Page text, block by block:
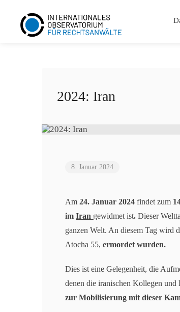
2024: Iran
8. Januar 2024
Am24. Januar 2024findet zum
imIran gewidmet ist.Dieser
ganzen Welt. An diesem Tag wird
Atocha 55,ermordet wurden.
Dies ist eine Gelegenheit, die
denen die iranischen Kollegen
zur Mobilisierung mit dieser